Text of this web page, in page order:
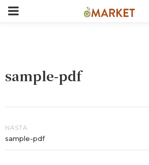
sample-pdf
NÄSTA
sample-pdf